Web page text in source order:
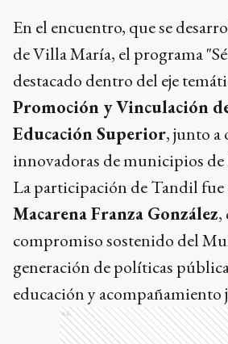
En el encuentro, que se
de Villa María, el programa
destacado dentro del eje
Promoción y Vinculación
Educación Superior, junto a
innovadoras de municipios de
La participación de Tandil fue
Macarena Franza González,
compromiso sostenido del
generación de políticas
educación y acompañamiento
Ads